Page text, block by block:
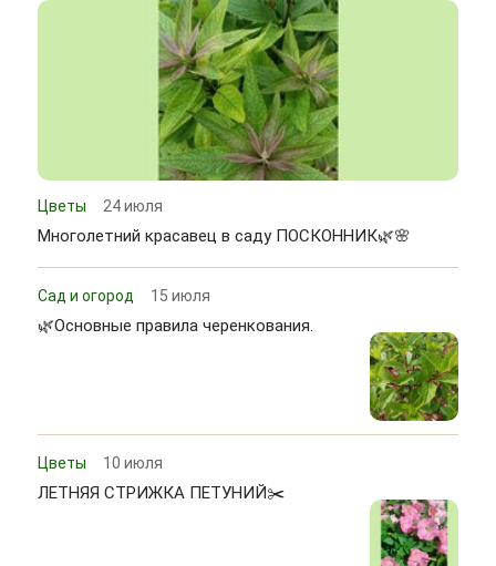
Цветы 24 июля
Многолетний красавец в саду ПОСКОННИК🌿🌸
Сад и огород 15 июля
🌿Основные правила черенкования.
Цветы 10 июля
ЛЕТНЯЯ СТРИЖКА ПЕТУНИЙ✂️